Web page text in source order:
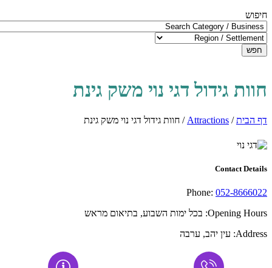
חיפוש
חפש
חוות גידול דגי נוי משק גינת
דף הבית/
Attractions
/ חוות גידול דגי נוי משק גינת
Contact Details
Phone: 052-8666022
Opening Hours: בכל ימות השבוע, בתיאום מראש
Address: עין יהב, ערבה